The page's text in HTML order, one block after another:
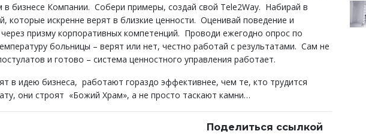
бизнесе Компании. Собери примеры, создай свой Tele2Way. Набирай в
которые искренне верят в близкие ценности. Оценивай поведение и
призму корпоративных компетенций. Проводи ежегодно опрос по
больницы – верят или нет, честно работай с результатами. Сам не
и готово – система ценностного управления работает.
в идею бизнеса, работают гораздо эффективнее, чем те, кто трудится
они строят «Божий Храм», а не просто таскают камни…
Поделиться ссылкой